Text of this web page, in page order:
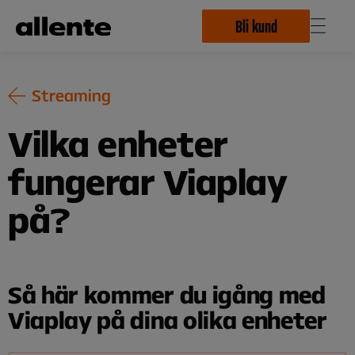
Bli kund
Streaming
Vilka enheter
fungerar Viaplay
på?
Så här kommer du igång med
Viaplay på dina olika enheter